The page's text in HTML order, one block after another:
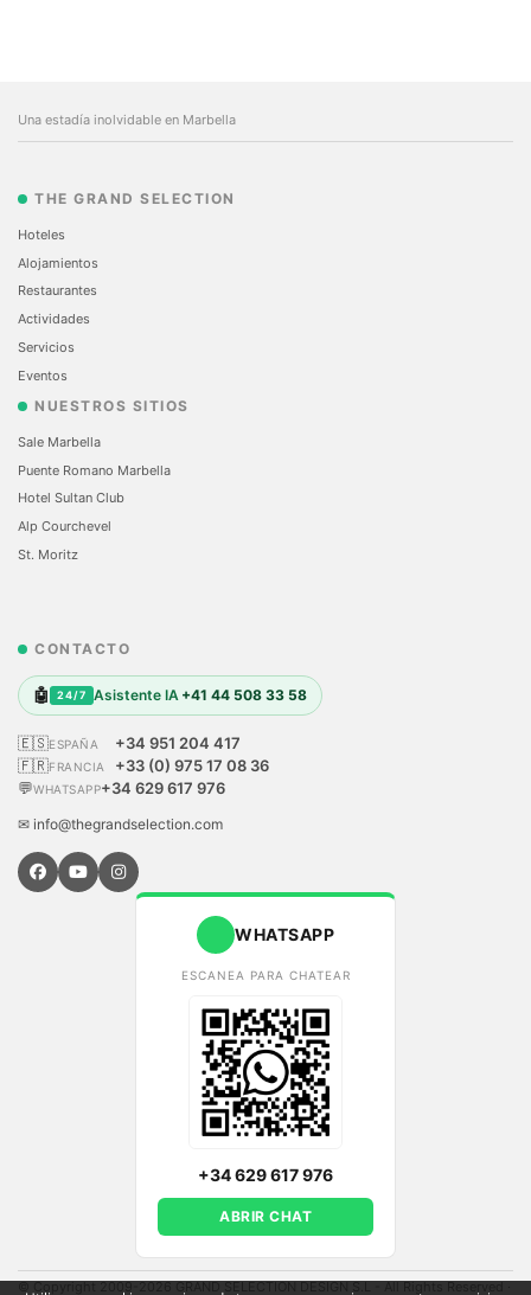
Una estadía inolvidable en Marbella
THE GRAND SELECTION
Hoteles
Alojamientos
Restaurantes
Actividades
Servicios
Eventos
NUESTROS SITIOS
Sale Marbella
Puente Romano Marbella
Hotel Sultan Club
Alp Courchevel
St. Moritz
CONTACTO
🤖 24/7 Asistente IA +41 44 508 33 58
🇪🇸ESPAÑA
+34 951 204 417
🇫🇷FRANCIA
+33 (0) 975 17 08 36
💬WHATSAPP+34 629 617 976
✉ info@thegrandselection.com
WHATSAPP
ESCANEA PARA CHATEAR
+34 629 617 976
ABRIR CHAT
© Copyright 2009-2026 GRAND SELECTION DESIGN S.L - All Rights Reserved·